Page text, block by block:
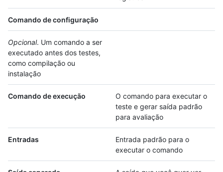
Comando de configuração
Opcional. Um comando a ser
executado antes dos testes,
como compilação ou
instalação
Comando de execução
O comando para executar o
teste e gerar saída padrão
para avaliação
Entradas
Entrada padrão para o
executar o comando